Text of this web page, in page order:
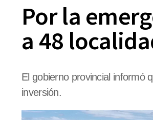
Por la
a 48
El gobierno provincial informó
inversión.